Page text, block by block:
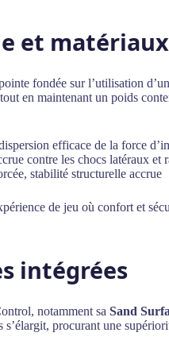
et matériaux
fondée sur l’utilisation
en maintenant un poids
efficace de la force
contre les chocs latéraux et
stabilité structurelle accrue
de jeu où confort et
intégrées
notamment saSand
procurant une